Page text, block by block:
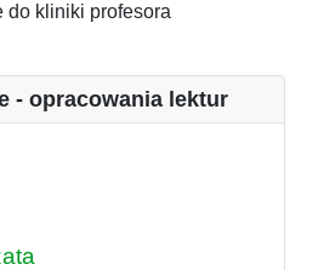
do kliniki profesora
- opracowania lektur